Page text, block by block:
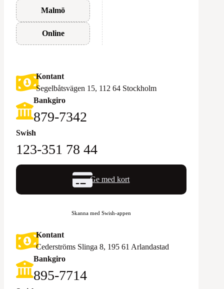
Malmö
Online
Kontant
Segelbåtsvägen 15, 112 64 Stockholm
Bankgiro
879-7342
Swish
123-351 78 44
Ge med kort
Skanna med Swish-appen
Kontant
Cederströms Slinga 8, 195 61 Arlandastad
Bankgiro
895-7714‬